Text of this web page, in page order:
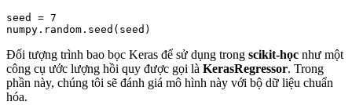
seed = 7
Đối tượng trình bao bọc Keras để sử dụng trong scikit-học như một
công cụ ước lượng hồi quy được gọi là KerasRegressor. Trong
phần này, chúng tôi sẽ đánh giá mô hình này với bộ dữ liệu chuẩn
hóa.